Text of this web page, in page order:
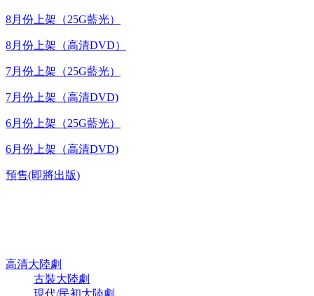
8月份上架（25G藍光）
8月份上架（高清DVD）
7月份上架（25G藍光）
7月份上架（高清DVD)
6月份上架（25G藍光）
6月份上架（高清DVD)
預售(即將出版)
高清大陸劇
古裝大陸劇
現代/民初大陸劇